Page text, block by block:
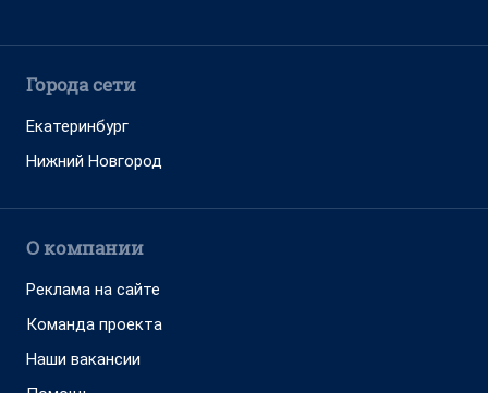
Города сети
Екатеринбург
Нижний Новгород
О компании
Реклама на сайте
Команда проекта
Наши вакансии